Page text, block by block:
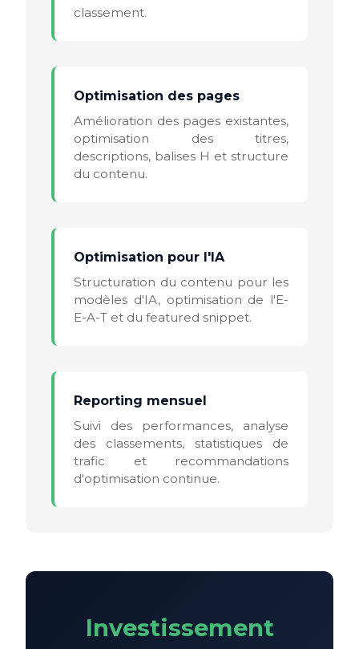
classement.
Optimisation des pages
Amélioration des pages existantes,
optimisation des titres,
descriptions, balises H et structure
du contenu.
Optimisation pour l'IA
Structuration du contenu pour les
modèles d'IA, optimisation de l'E-
E-A-T et du featured snippet.
Reporting mensuel
Suivi des performances, analyse
des classements, statistiques de
trafic et recommandations
d'optimisation continue.
Investissement